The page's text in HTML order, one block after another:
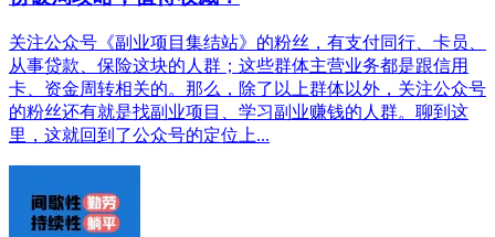
关注公众号《副业项目集结站》的粉丝，有支付同行、卡员、
从事贷款、保险这块的人群；这些群体主营业务都是跟信用
卡、资金周转相关的。那么，除了以上群体以外，关注公众号
的粉丝还有就是找副业项目、学习副业赚钱的人群。聊到这
里，这就回到了公众号的定位上...